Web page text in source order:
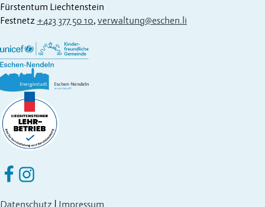
Fürstentum Liechtenstein
Festnetz +423 377 50 10, verwaltung@eschen.li
Eschen Nendeln auf Facebook
Eschen Nendeln auf Instagram